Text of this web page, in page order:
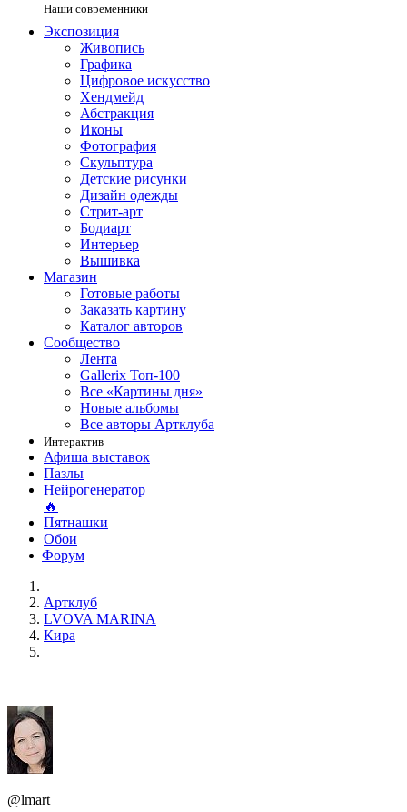
Наши современники
Экспозиция
Живопись
Графика
Цифровое искусство
Хендмейд
Абстракция
Иконы
Фотография
Скульптура
Детские рисунки
Дизайн одежды
Стрит-арт
Бодиарт
Интерьер
Вышивка
Магазин
Готовые работы
Заказать картину
Каталог авторов
Сообщество
Лента
Gallerix Топ-100
Все «Картины дня»
Новые альбомы
Все авторы Артклуба
Интерактив
Афиша выставок
Пазлы
Нейрогенератор
🔥
Пятнашки
Обои
Форум
Артклуб
LVOVA MARINA
Кира
@lmart